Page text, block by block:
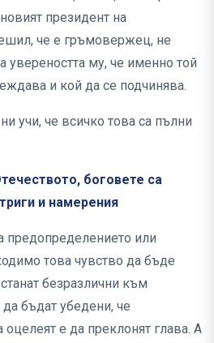
президент на
че е гръмовержец, не
увереността му, че именно той
и кой да се подчинява.
учи, че всичко това са пълни
боговете са
и намерения
предопределението или
това чувство да бъде
безразлични към
да бъдат убедени, че
оцелеят е да преклонят глава. А